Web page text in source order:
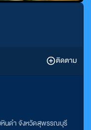
ติดตาม
หินดำ จังหวัดสุพรรณบุรี